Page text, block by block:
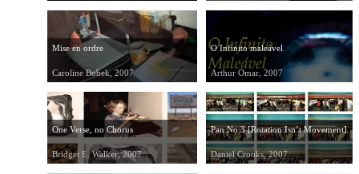
Mise en ordre
Caroline Bobek, 2007
O Infinito maleável
Arthur Omar, 2007
One Verse, no Chorus
Bridget E. Walker, 2007
Pan No.3 [Rotation Isn’t Movement]
Daniel Crooks, 2007